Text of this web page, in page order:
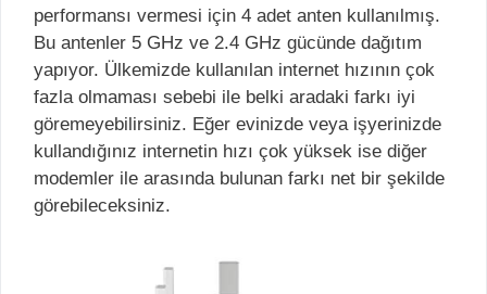
performansı vermesi için 4 adet anten kullanılmış.
Bu antenler 5 GHz ve 2.4 GHz gücünde dağıtım
yapıyor. Ülkemizde kullanılan internet hızının çok
fazla olmaması sebebi ile belki aradaki farkı iyi
göremeyebilirsiniz. Eğer evinizde veya işyerinizde
kullandığınız internetin hızı çok yüksek ise diğer
modemler ile arasında bulunan farkı net bir şekilde
görebileceksiniz.